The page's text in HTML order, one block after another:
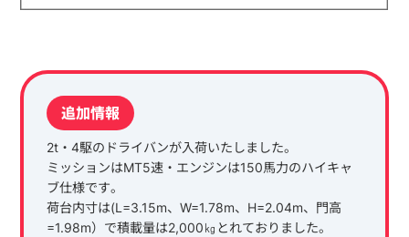
追加情報
2t・4駆のドライバンが入荷いたしました。
ミッションはMT5速・エンジンは150馬力のハイキャ
ブ仕様です。
荷台内寸は(L=3.15m、W=1.78m、H=2.04m、門高
=1.98m）で積載量は2,000㎏とれておりました。